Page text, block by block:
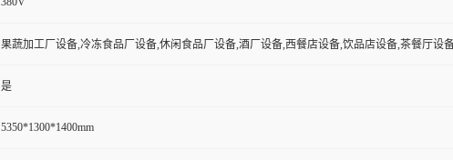
果蔬加工厂设备,冷冻食品厂设备,休闲食品厂设备,酒厂设备,西餐店设备,饮品店设备,茶餐厅设
是
5350*1300*1400mm